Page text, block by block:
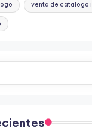
venta de catalogo